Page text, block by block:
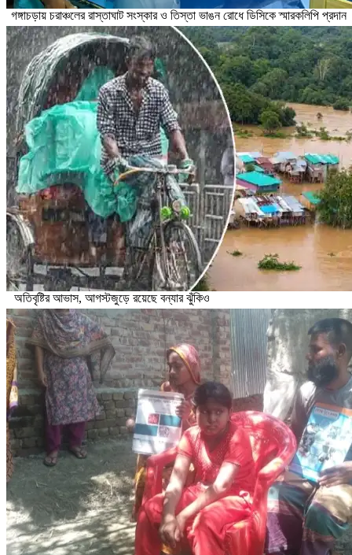
গঙ্গাচড়ায় চরাঞ্চলের রাস্তাঘাট সংস্কার ও তিস্তা ভাঙন রোধে ডিসিকে স্মারকলিপি প্রদান
অতিবৃষ্টির আভাস, আগস্টজুড়ে রয়েছে বন্যার ঝুঁকিও